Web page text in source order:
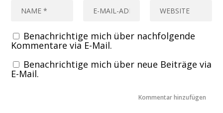
Benachrichtige mich über nachfolgende
Kommentare via E-Mail.
Benachrichtige mich über neue Beiträge via
E-Mail.